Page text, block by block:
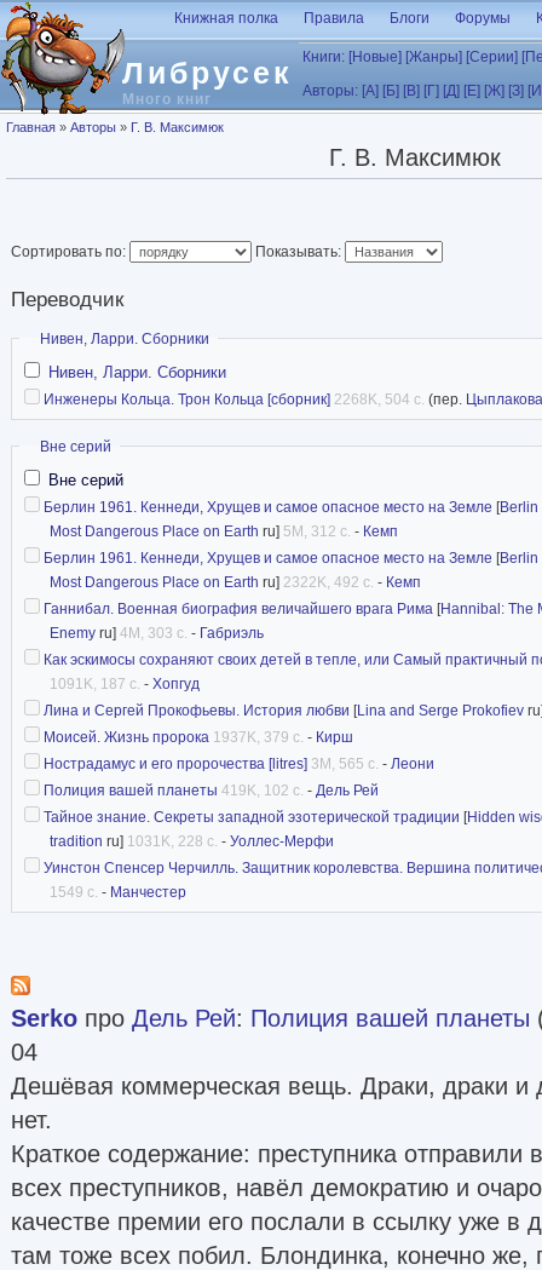
Перейти к основному содержанию
Либрусек
Много книг
Книжная полка Правила Блоги Форумы
Книги: [Новые] [Жанры] [Серии]
Авторы: [А] [Б] [В] [Г] [Д] [Е] [Ж] [З]
Вы здесь
Главная » Авторы » Г. В. Максимюк
Г. В. Максимюк
Сортировать по: Показывать:
Переводчик
Скрыть
Нивен, Ларри. Сборники
Нивен, Ларри. Сборники
Инженеры Кольца. Трон Кольца [сборник] 2268K, 504 с. (пер. Цыплакова
Скрыть
Вне серий
Вне серий
Берлин 1961. Кеннеди, Хрущев и самое опасное место на Земле [Berlin
Most Dangerous Place on Earth ru] 5M, 312 с. - Кемп
Берлин 1961. Кеннеди, Хрущев и самое опасное место на Земле [Berlin
Most Dangerous Place on Earth ru] 2322K, 492 с. - Кемп
Ганнибал. Военная биография величайшего врага Рима [Hannibal: The
Enemy ru] 4M, 303 с. - Габриэль
Как эскимосы сохраняют своих детей в тепле, или Самый практичный
1091K, 187 с. - Хопгуд
Лина и Сергей Прокофьевы. История любви [Lina and Serge Prokofiev
Моисей. Жизнь пророка 1937K, 379 с. - Кирш
Нострадамус и его пророчества [litres] 3M, 565 с. - Леони
Полиция вашей планеты 419K, 102 с. - Дель Рей
Тайное знание. Секреты западной эзотерической традиции [Hidden
tradition ru] 1031K, 228 с. - Уоллес-Мерфи
Уинстон Спенсер Черчилль. Защитник королевства. Вершина
1549 с. - Манчестер
Serko про Дель Рей: Полиция вашей планеты
04
Дешёвая коммерческая вещь. Драки, драки и
нет.
Краткое содержание: преступника отправили
всех преступников, навёл демократию и
качестве премии его послали в ссылку уже в
там тоже всех побил. Блондинка, конечно же,